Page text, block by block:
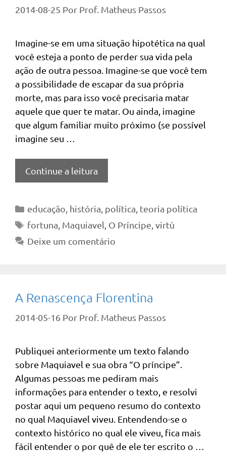
2014-08-25 Por Prof. Matheus Passos
Imagine-se em uma situação hipotética na qual
você esteja a ponto de perder sua vida pela
ação de outra pessoa. Imagine-se que você tem
a possibilidade de escapar da sua própria
morte, mas para isso você precisaria matar
aquele que quer te matar. Ou ainda, imagine
que algum familiar muito próximo (se possível
imagine seu …
Continue a leitura
Categorias
educação história política teoria política
Tags
fortuna Maquiavel O Príncipe virtù
Deixe um comentário
A Renascença Florentina
2014-05-16 Por Prof. Matheus Passos
Publiquei anteriormente um texto falando
sobre Maquiavel e sua obra “O príncipe”.
Algumas pessoas me pediram mais
informações para entender o texto, e resolvi
postar aqui um pequeno resumo do contexto
no qual Maquiavel viveu. Entendendo-se o
contexto histórico no qual ele viveu, fica mais
fácil entender o por quê de ele ter escrito o …